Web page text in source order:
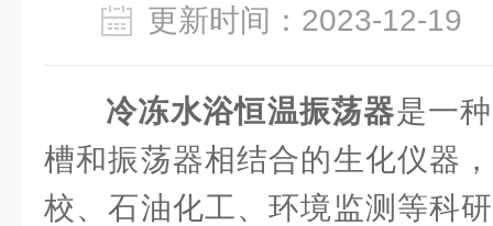
更新时间：2023-12-
冷冻水浴恒温振荡器是一
槽和振荡器相结合的生化仪器
校、石油化工、环境监测等科